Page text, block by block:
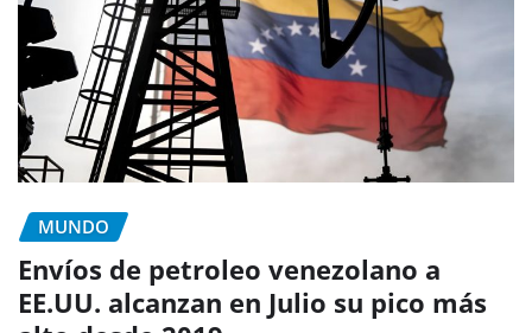
MUNDO
Envíos de petroleo venezolano a
EE.UU. alcanzan en Julio su pico más